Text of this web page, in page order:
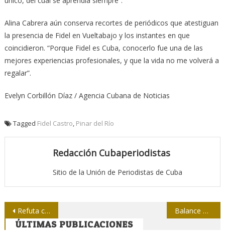
Alina Cabrera aún conserva recortes de periódicos que atestiguan
la presencia de Fidel en Vueltabajo y los instantes en que
coincidieron. “Porque Fidel es Cuba, conocerlo fue una de las
mejores experiencias profesionales, y que la vida no me volverá a
regalar”.
Evelyn Corbillón Díaz / Agencia Cubana de Noticias
Tagged Fidel Castro, Pinar del Río
Redacción Cubaperiodistas
Sitio de la Unión de Periodistas de Cuba
Navegación
de
Refuta canal libanés Al-Manar TV pretexto para bloquearlo Balance Upec en La Voz del Níquel
ÚLTIMAS PUBLICACIONES